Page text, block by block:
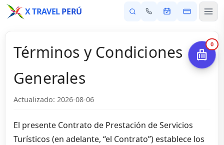
X TRAVELPERÚ
Términos y Condiciones
Generales
Actualizado: 2026-08-06
El presente Contrato de Prestación de Servicios
Turísticos (en adelante, “el Contrato”) establece los
0